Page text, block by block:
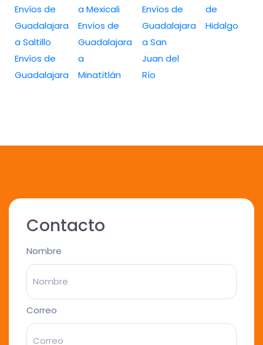
Envíos de
Guadalajara
a Saltillo
Envíos de
Guadalajara
a Mexicali
Envíos de
Guadalajara
a
Minatitlán
Envíos de
Guadalajara
a San
Juan del
Río
de
Hidalgo
Contacto
Nombre
Correo